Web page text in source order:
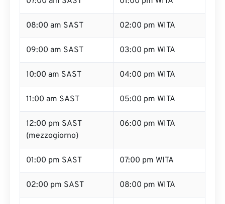
08:00 am SAST 02:00 pm WITA
09:00 am SAST 03:00 pm WITA
10:00 am SAST 04:00 pm WITA
11:00 am SAST 05:00 pm WITA
12:00 pm SAST
(mezzogiorno)
06:00 pm WITA
01:00 pm SAST 07:00 pm WITA
02:00 pm SAST 08:00 pm WITA